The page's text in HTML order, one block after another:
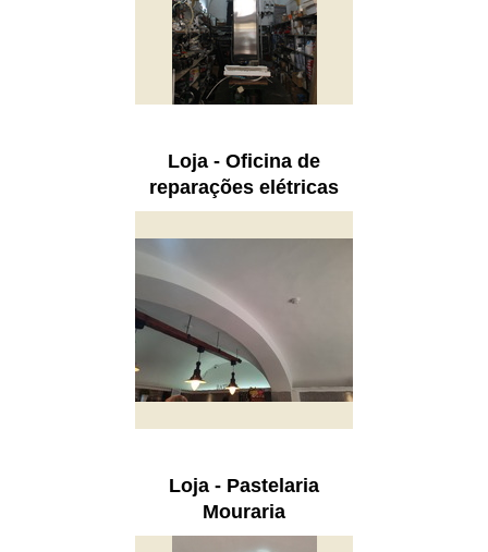
Loja - Oficina de
reparações elétricas
Loja - Pastelaria
Mouraria